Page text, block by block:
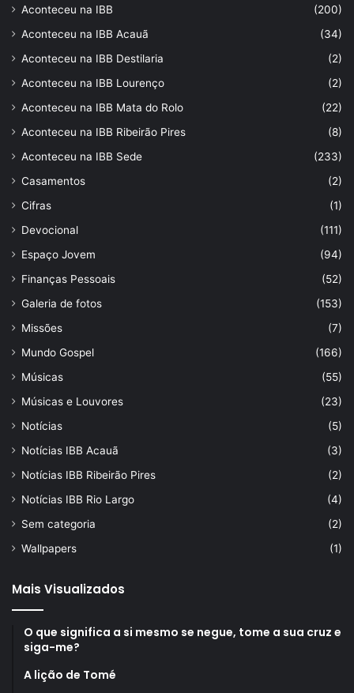
Aconteceu na IBB
(200)
Aconteceu na IBB Acauã
(34)
Aconteceu na IBB Destilaria
(2)
Aconteceu na IBB Lourenço
(2)
Aconteceu na IBB Mata do Rolo
(22)
Aconteceu na IBB Ribeirão Pires
(8)
Aconteceu na IBB Sede
(233)
Casamentos
(2)
Cifras
(1)
Devocional
(111)
Espaço Jovem
(94)
Finanças Pessoais
(52)
Galeria de fotos
(153)
Missões
(7)
Mundo Gospel
(166)
Músicas
(55)
Músicas e Louvores
(23)
Notícias
(5)
Notícias IBB Acauã
(3)
Notícias IBB Ribeirão Pires
(2)
Notícias IBB Rio Largo
(4)
Sem categoria
(2)
Wallpapers
(1)
Mais Visualizados
O que significa a si mesmo se negue, tome a sua cruz e
siga-me?
A lição de Tomé